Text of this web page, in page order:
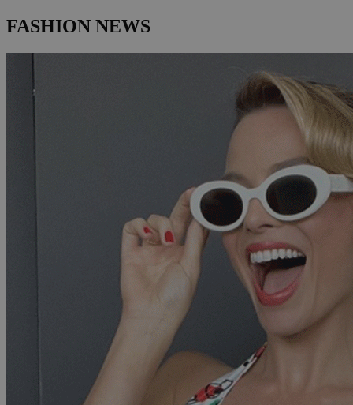
FASHION NEWS